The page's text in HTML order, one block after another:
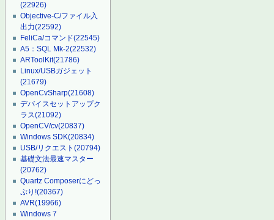
(22926)
Objective-C/ファイル入
出力(22592)
FeliCa/コマンド(22545)
A5：SQL Mk-2(22532)
ARToolKit(21786)
Linux/USBガジェット
(21679)
OpenCvSharp(21608)
デバイスセットアップク
ラス(21092)
OpenCV/cv(20837)
Windows SDK(20834)
USB/リクエスト(20794)
基礎文法最速マスター
(20762)
Quartz Composerにどっ
ぷり!(20367)
AVR(19966)
Windows 7